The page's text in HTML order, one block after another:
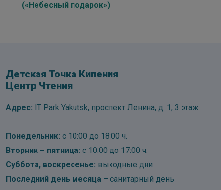
(«Небесный подарок»)
Детская Точка Кипения
Центр Чтения
Адрес: IT Park Yakutsk, проспект Ленина, д. 1, 3 этаж
Понедельник: с 10:00 до 18:00 ч.
Вторник – пятница: с 10:00 до 17:00 ч.
Суббота, воскресенье: выходные дни
Последний день месяца – санитарный день